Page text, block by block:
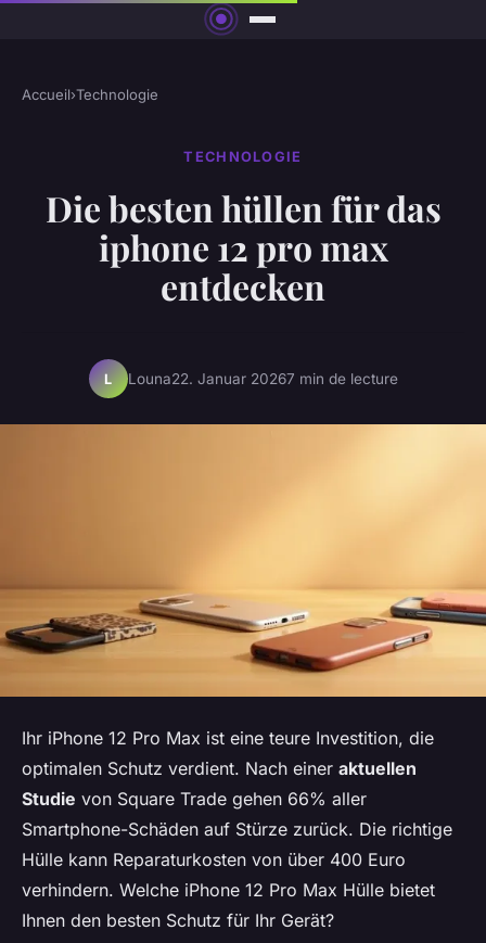
Accueil›Technologie
TECHNOLOGIE
Die besten hüllen für das
iphone 12 pro max
entdecken
L Louna22. Januar 20267 min de lecture
Ihr iPhone 12 Pro Max ist eine teure Investition, die
optimalen Schutz verdient. Nach einer aktuellen
Studie von Square Trade gehen 66% aller
Smartphone-Schäden auf Stürze zurück. Die richtige
Hülle kann Reparaturkosten von über 400 Euro
verhindern. Welche iPhone 12 Pro Max Hülle bietet
Ihnen den besten Schutz für Ihr Gerät?